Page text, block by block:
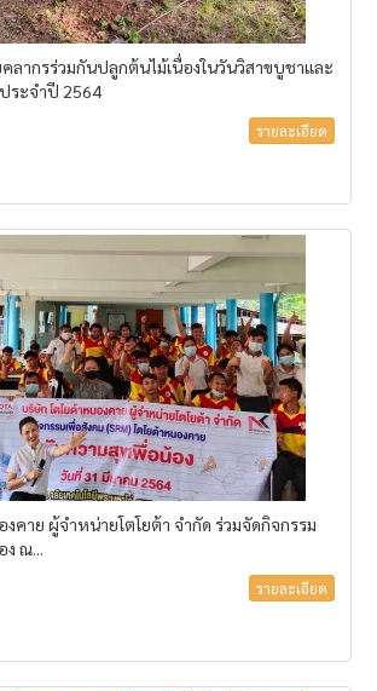
ลากรร่วมกันปลูกต้นไม้เนื่องในวันวิสาขบูชาและ
ระจำปี 2564
รายละเอียด
คาย ผู้จำหน่ายโตโยต้า จำกัด ร่วมจัดกิจกรรม
ณ...
รายละเอียด